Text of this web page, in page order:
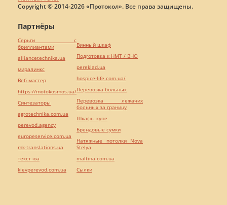
Copyright © 2014-2026 «Протокол». Все права защищены.
Партнёры
Серьги с
бриллиантами
alliancetechnika.ua
миралинкс
Веб мастер
https://motokosmos.ua/
Синтезаторы
agrotechnika.com.ua
perevod.agency
europeservice.com.ua
mk-translations.ua
текст юа
kievperevod.com.ua
Винный шкаф
Подготовка к НМТ / ВНО
pereklad.ua
hospice-life.com.ua/
Перевозка больных
Перевозка лежачих
больных за границу
Шкафы купе
Брендовые сумки
Натяжные потолки Nova
Stelya
maltina.com.ua
Cылки